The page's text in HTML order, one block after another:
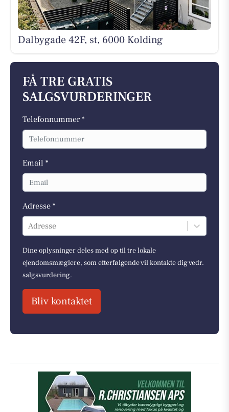
Dalbygade 42F, st, 6000 Kolding
FÅ TRE GRATIS
SALGSVURDERINGER
Telefonnummer *
Email *
Adresse *
Adresse
Dine oplysninger deles med op til tre lokale
ejendomsmæglere, som efterfølgende vil kontakte dig vedr.
salgsvurdering.
Bliv kontaktet